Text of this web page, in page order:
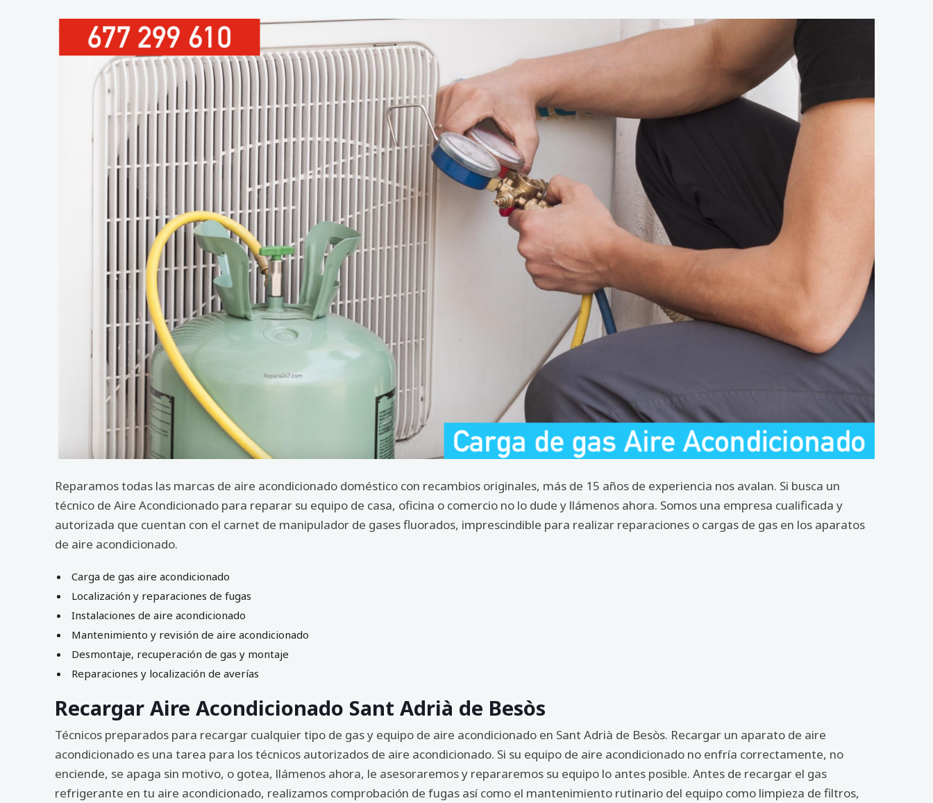
Reparamos todas las marcas de aire acondicionado doméstico con recambios originales, más de 15 años de experiencia nos avalan. Si busca un
técnico de Aire Acondicionado para reparar su equipo de casa, oficina o comercio no lo dude y llámenos ahora. Somos una empresa cualificada y
autorizada que cuentan con el carnet de manipulador de gases fluorados, imprescindible para realizar reparaciones o cargas de gas en los aparatos
de aire acondicionado.
Carga de gas aire acondicionado
Localización y reparaciones de fugas
Instalaciones de aire acondicionado
Mantenimiento y revisión de aire acondicionado
Desmontaje, recuperación de gas y montaje
Reparaciones y localización de averías
Recargar Aire Acondicionado Sant Adrià de Besòs
Técnicos preparados para recargar cualquier tipo de gas y equipo de aire acondicionado en Sant Adrià de Besòs. Recargar un aparato de aire
acondicionado es una tarea para los técnicos autorizados de aire acondicionado. Si su equipo de aire acondicionado no enfría correctamente, no
enciende, se apaga sin motivo, o gotea, llámenos ahora, le asesoraremos y repararemos su equipo lo antes posible. Antes de recargar el gas
refrigerante en tu aire acondicionado, realizamos comprobación de fugas así como el mantenimiento rutinario del equipo como limpieza de filtros,